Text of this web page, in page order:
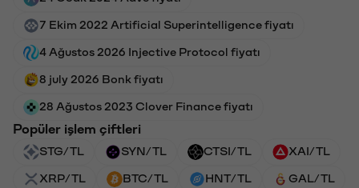
7 Ekim 2022 Artificial Superintelligence fiyatı
4 Ağustos 2026 Injective Protocol fiyatı
8 july 2026 Bonk fiyatı
28 Ağustos 2023 Clover Finance fiyatı
Popüler işlem çiftleri
STG/TL SYN/TL CTSI/TL XAI/TL
XRP/TL BTC/TL HNT/TL GAL/TL